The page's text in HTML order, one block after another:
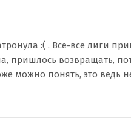
:( . Все-все лиги
пришлось возвращать,
можно понять, это ведь